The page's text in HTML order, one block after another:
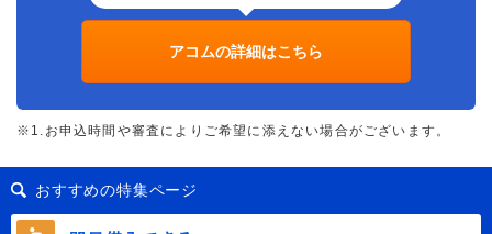
アコムの詳細はこちら
※1.お申込時間や審査によりご希望に添えない場合がございます。
おすすめの特集ページ